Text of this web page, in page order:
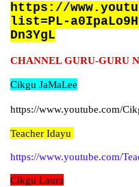
https://
list=PL-
Dn3YgL
CHANNEL GURU-GURU
Cikgu JaMaLee
https://www.youtube.com/
Teacher Idayu
https://www.youtube.com/
Cikgu Laura